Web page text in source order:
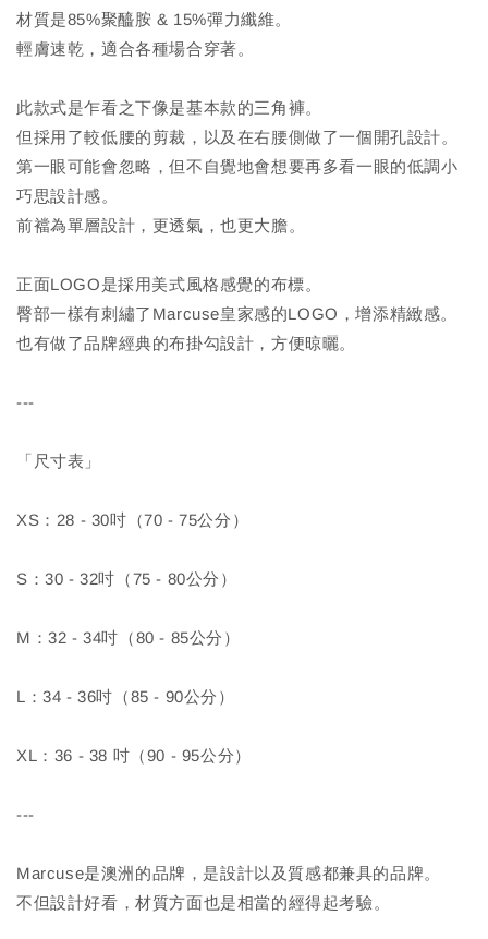
材質是85%聚醯胺 & 15%彈力纖維。
輕膚速乾，適合各種場合穿著。
此款式是乍看之下像是基本款的三角褲。
但採用了較低腰的剪裁，以及在右腰側做了一個開孔設計。
第一眼可能會忽略，但不自覺地會想要再多看一眼的低調小
巧思設計感。
前襠為單層設計，更透氣，也更大膽。
正面LOGO是採用美式風格感覺的布標。
臀部一樣有刺繡了Marcuse皇家感的LOGO，增添精緻感。
也有做了品牌經典的布掛勾設計，方便晾曬。
---
「尺寸表」
XS：28 - 30吋（70 - 75公分）
S：30 - 32吋（75 - 80公分）
M：32 - 34吋（80 - 85公分）
L：34 - 36吋（85 - 90公分）
XL：36 - 38 吋（90 - 95公分）
---
Marcuse是澳洲的品牌，是設計以及質感都兼具的品牌。
不但設計好看，材質方面也是相當的經得起考驗。